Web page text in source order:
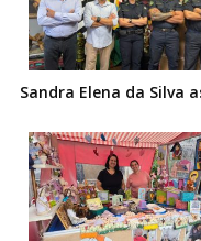
Sandra Elena da Silva